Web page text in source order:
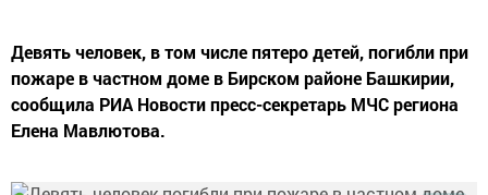
Девять человек, в том числе пятеро детей, погибли при
пожаре в частном доме в Бирском районе Башкирии,
сообщила РИА Новости пресс-секретарь МЧС региона
Елена Мавлютова.